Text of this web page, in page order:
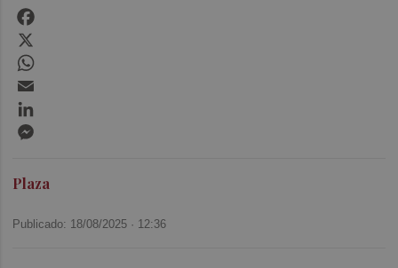
Plaza
Publicado: 18/08/2025 · 12:36